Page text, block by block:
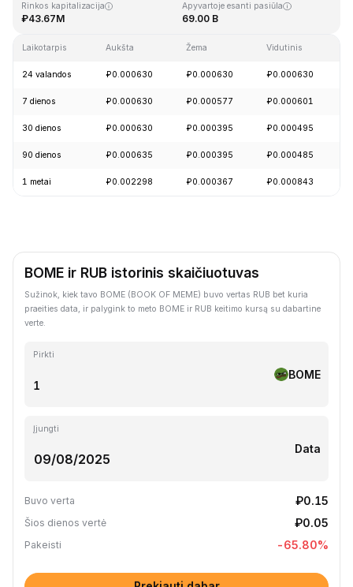
Rinkos kapitalizacija
₽43.67M
Apyvartoje esanti pasiūla
69.00 B
Laikotarpis Aukšta Žema Vidutinis
24 valandos ₽0.000630 ₽0.000630 ₽0.000630
7 dienos ₽0.000630 ₽0.000577 ₽0.000601
30 dienos ₽0.000630 ₽0.000395 ₽0.000495
90 dienos ₽0.000635 ₽0.000395 ₽0.000485
1 metai ₽0.002298 ₽0.000367 ₽0.000843
BOME ir RUB istorinis skaičiuotuvas
Sužinok, kiek tavo BOME (BOOK OF MEME) buvo vertas RUB bet kuria
praeities data, ir palygink to meto BOME ir RUB keitimo kursą su dabartine
verte.
Pirkti
BOME
Įjungti
Data
Buvo verta ₽0.15
Šios dienos vertė ₽0.05
Pakeisti -65.80%